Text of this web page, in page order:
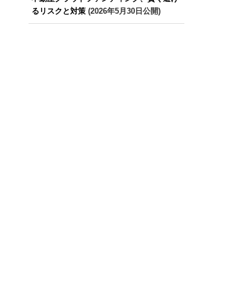
るリスクと対策(2026年5月30日公開)